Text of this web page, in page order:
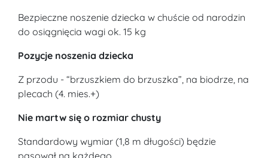
Bezpieczne noszenie dziecka w chuście od narodzin
do osiągnięcia wagi ok. 15 kg
Pozycje noszenia dziecka
Z przodu - “brzuszkiem do brzuszka”, na biodrze, na
plecach (4. mies.+)
Nie martw się o rozmiar chusty
Standardowy wymiar (1,8 m długości) będzie
pasował na każdego